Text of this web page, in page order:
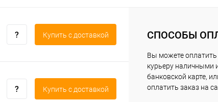
Купить c доставкой
Купить c доставкой
СПОСОБЫ
Вы можете оплатить
курьеру наличными
банковской карте,
оплатить заказ на